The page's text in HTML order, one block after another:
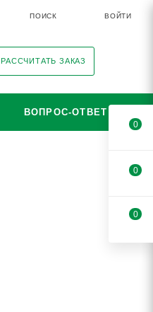
ПОИСК ВОЙТИ
РАССЧИТАТЬ ЗАКАЗ
ВОПРОС-ОТВЕТ
0
0
0